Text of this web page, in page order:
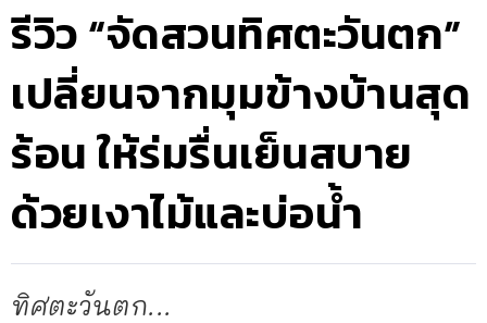
รีวิว “จัดสวนทิศตะวันตก”
เปลี่ยนจากมุมข้างบ้านสุด
ร้อน ให้ร่มรื่นเย็นสบาย
ด้วยเงาไม้และบ่อน้ำ
ทิศตะวันตก...